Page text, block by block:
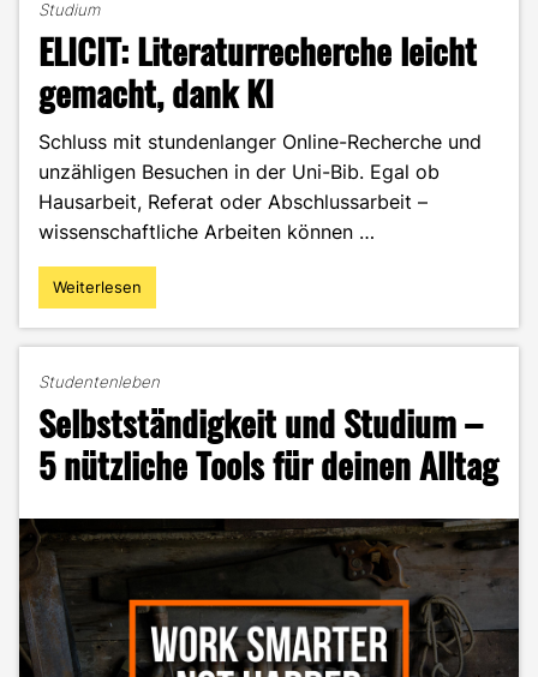
Studium
ELICIT: Literaturrecherche leicht
gemacht, dank KI
Schluss mit stundenlanger Online-Recherche und
unzähligen Besuchen in der Uni-Bib. Egal ob
Hausarbeit, Referat oder Abschlussarbeit –
wissenschaftliche Arbeiten können …
"ELICIT:
Literaturrecherche
dank
KI"
Weiterlesen
Studentenleben
Selbstständigkeit und Studium –
5 nützliche Tools für deinen Alltag